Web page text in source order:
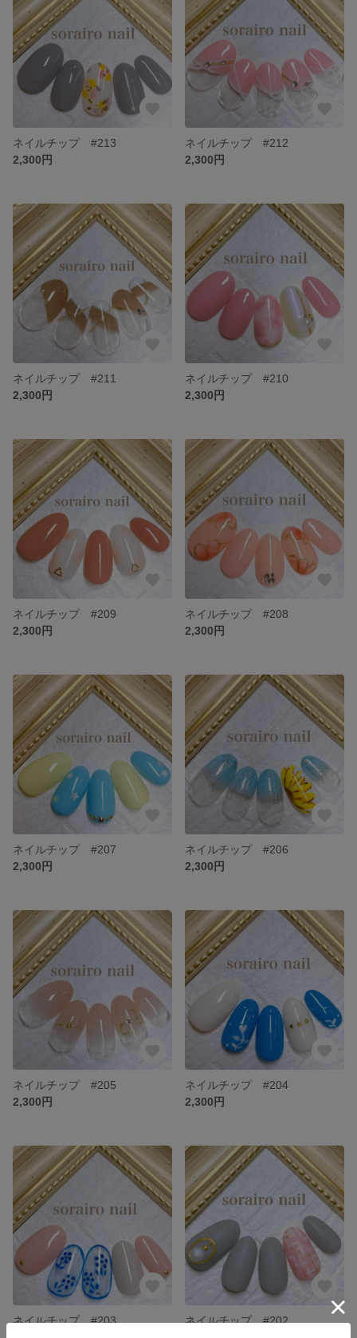
ネイルチップ #213
2,300円
ネイルチップ #212
2,300円
ネイルチップ #211
2,300円
ネイルチップ #210
2,300円
ネイルチップ #209
2,300円
ネイルチップ #208
2,300円
ネイルチップ #207
2,300円
ネイルチップ #206
2,300円
ネイルチップ #205
2,300円
ネイルチップ #204
2,300円
ネイルチップ #203
ネイルチップ #202